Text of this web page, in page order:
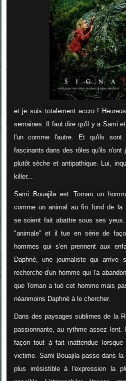
et je suis totalement accro !
semaines. Il faut dire qu'il y a Sami
l'un comme l'autre. Et qu'ils sont
fascinants dans des rôles qu'ils n'ont
plutôt sèche et antipathique. Lui,
killer...
Sami Bouajila est Toman un
comme un animal au fin fond de la
se soient fait abattre sous ses
"animale" et il tue en série de
hommes qui s'en prennent aux
Daphné, une journaliste qui
recherche d'un homme qui l'a
que Toman a tué cet homme mais
néanmoins Daphné à le chercher.
Dans des paysages sublimes de la
passionnante, au rythme assez
façon tout à fait inattendue lorsque
victime. Sami Bouajila passe dans
plus irrésistible à l'expression la